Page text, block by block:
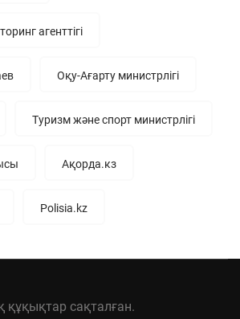
агенттігі
Оқу-Ағарту министрлігі
Туризм және спорт министрлігі
Ақорда.кз
Polisia.kz
құқықтар сақталған.